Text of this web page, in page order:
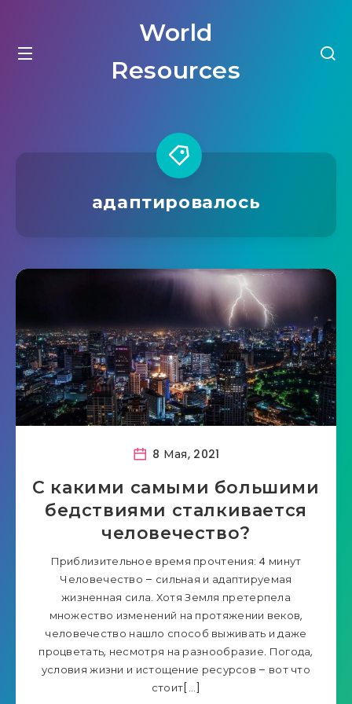
World
Resources
адаптировалось
8 Мая, 2021
С какими самыми большими
бедствиями сталкивается
человечество?
Приблизительное время прочтения: 4 минут
Человечество – сильная и адаптируемая
жизненная сила. Хотя Земля претерпела
множество изменений на протяжении веков,
человечество нашло способ выживать и даже
процветать, несмотря на разнообразие. Погода,
условия жизни и истощение ресурсов – вот что
стоит[…]